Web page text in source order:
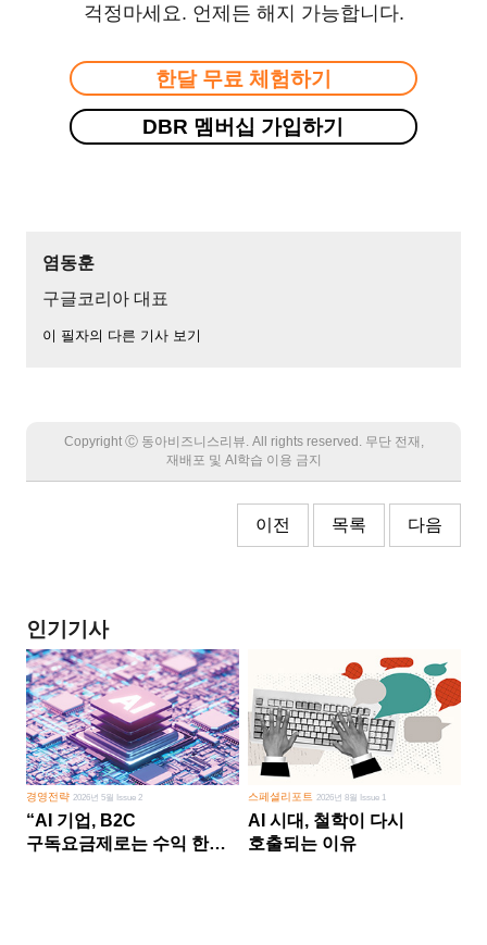
걱정마세요. 언제든 해지 가능합니다.
한달 무료 체험하기
DBR 멤버십 가입하기
염동훈
구글코리아 대표
이 필자의 다른 기사 보기
Copyright Ⓒ 동아비즈니스리뷰. All rights reserved. 무단 전재,
재배포 및 AI학습 이용 금지
이전 목록 다음
인기기사
경영전략 2026년 5월 Issue 2
“AI 기업, B2C
구독요금제로는 수익 한계
스페셜리포트 2026년 8월 Issue 1
AI 시대, 철학이 다시
호출되는 이유